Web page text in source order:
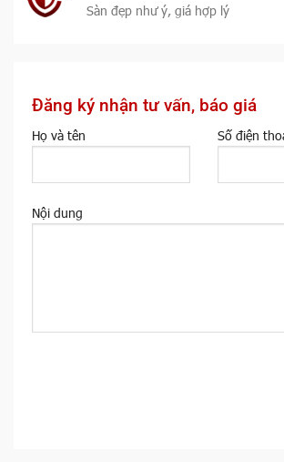
Sàn đẹp như ý, giá hợp lý
Đăng ký nhận tư vấn, báo giá
Họ và tên Số điện
Nội dung